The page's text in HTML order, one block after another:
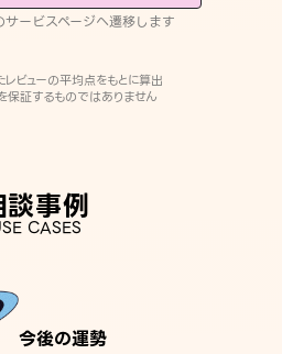
ービスページへ遷移します
ビューの平均点をもとに算出
証するものではありません
談事例
CASES
今後の運勢